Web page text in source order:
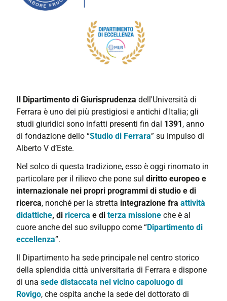
Il Dipartimento di Giurisprudenza dell'Università di
Ferrara è uno dei più prestigiosi e antichi d'Italia; gli
studi giuridici sono infatti presenti fin dal 1391 , anno
di fondazione dello “Studio di Ferrara” su impulso di
Alberto V d’Este.
Nel solco di questa tradizione, esso è oggi rinomato in
particolare per il rilievo che pone sul diritto europeo e
internazionale nei propri programmi di studio e di
ricerca, nonché per la stretta integrazione fra attività
didattiche, di ricerca e di terza missione che è al
cuore anche del suo sviluppo come “Dipartimento di
eccellenza”.
Il Dipartimento ha sede principale nel centro storico
della splendida città universitaria di Ferrara e dispone
di una sede distaccata nel vicino capoluogo di
Rovigo, che ospita anche la sede del dottorato di